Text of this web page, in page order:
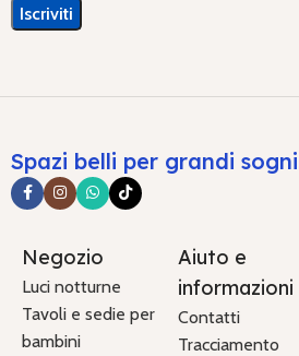
Spazi belli per grandi
Negozio
Luci notturne
Tavoli e sedie per
bambini
Aiuto e
informazioni
Contatti
Tracciamento